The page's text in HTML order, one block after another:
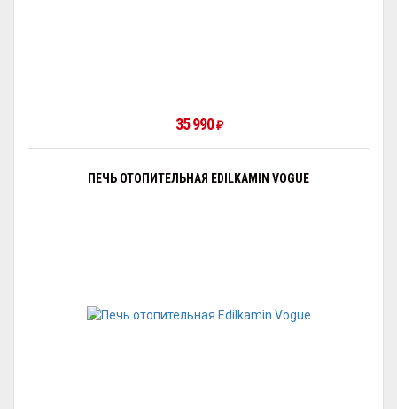
35 990₽
ПЕЧЬ ОТОПИТЕЛЬНАЯ EDILKAMIN VOGUE